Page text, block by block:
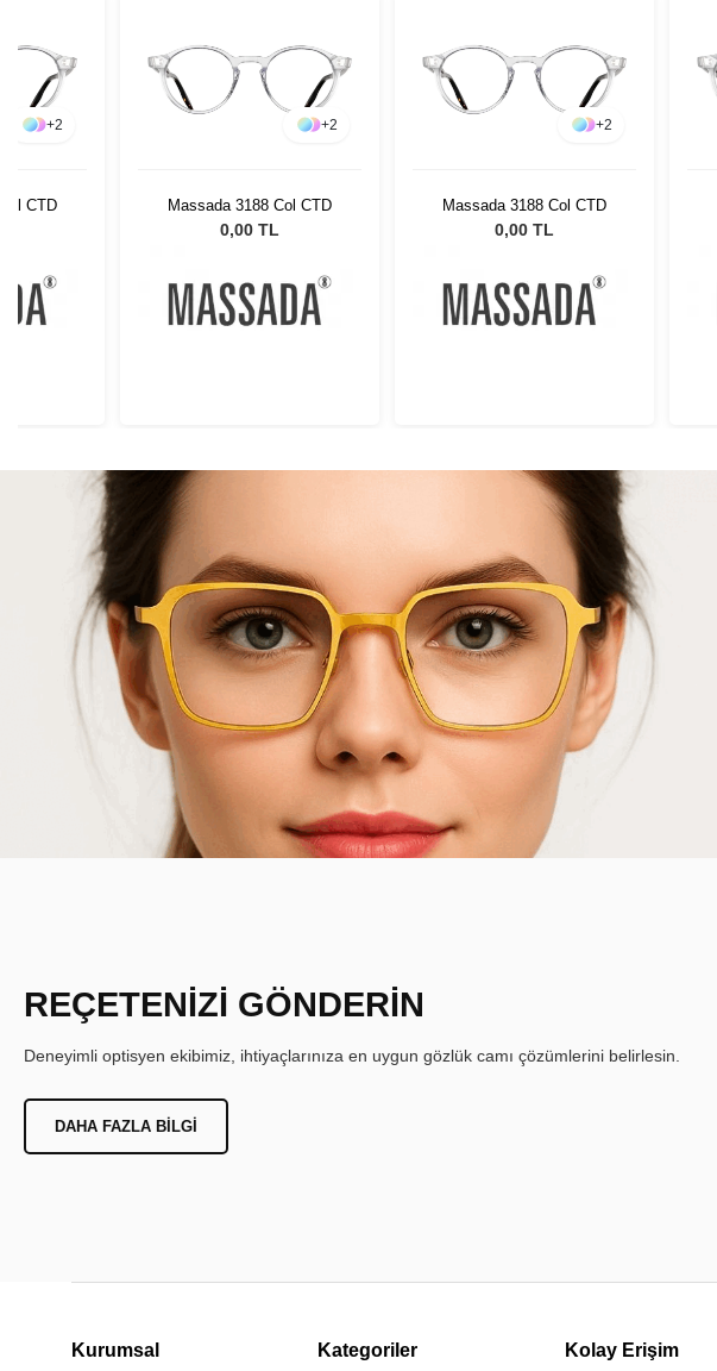
+2
CTD
+2
Massada 3188 Col CTD
0,00 TL
+2
Massada 3188 Col CTD
0,00 TL
REÇETENİZİ GÖNDERİN
Deneyimli optisyen ekibimiz, ihtiyaçlarınıza en uygun gözlük camı çözümlerini belirlesin.
DAHA FAZLA BILGI
Kurumsal Kategoriler Kolay Erişim